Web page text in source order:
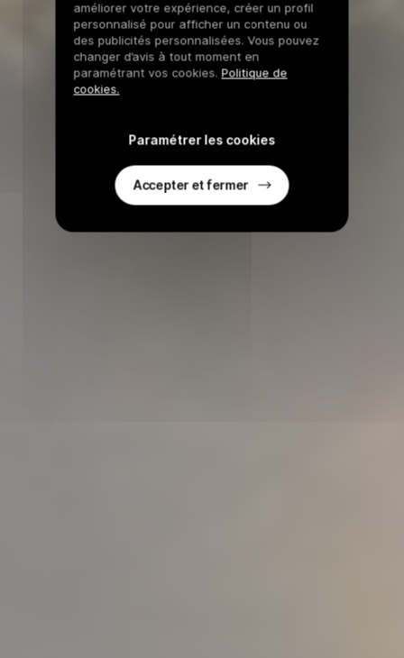
améliorer votre expérience, créer un profil
personnalisé pour afficher un contenu ou
des publicités personnalisées. Vous pouvez
changer d’avis à tout moment en
paramétrant vos cookies. Politique de
cookies.
Paramétrer les cookies
Accepter et fermer